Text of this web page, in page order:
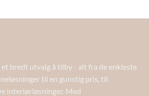
et bredt utvalg å tilby - alt fra de enkleste
til en gunstig pris, til
interiørløsninger. Med